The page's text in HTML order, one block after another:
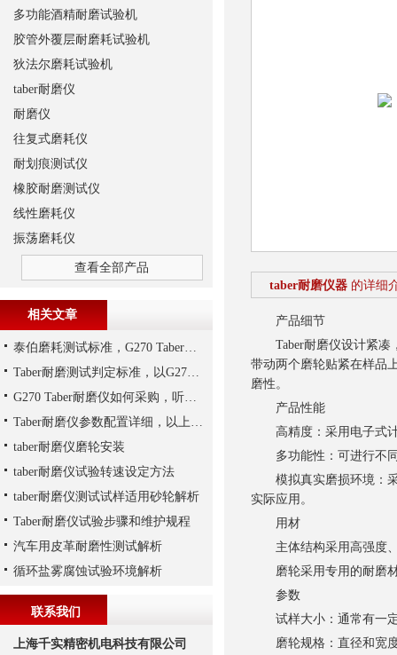
taber耐磨仪器 的详细
产品细节
Taber耐磨仪设计紧凑
带动两个磨轮贴紧在样品
磨性。
产品性能
高精度：采用电子式计
多功能性：可进行不同
模拟真实磨损环境：采
实际应用。
用材
主体结构采用高强度、
磨轮采用专用的耐磨材
参数
试样大小：通常有一定
磨轮规格：直径和宽度
多功能酒精耐磨试验机
胶管外覆层耐磨耗试验机
狄法尔磨耗试验机
taber耐磨仪
耐磨仪
往复式磨耗仪
耐划痕测试仪
橡胶耐磨测试仪
线性磨耗仪
振荡磨耗仪
查看全部产品
相关文章
泰伯磨耗测试标准，G270 Taber耐磨仪为例说明
Taber耐磨测试判定标准，以G270 Taber耐磨仪为例说明
G270 Taber耐磨仪如何采购，听上海千实说一说
Taber耐磨仪参数配置详细，以上海千实的G270为参考
taber耐磨仪磨轮安装
taber耐磨仪试验转速设定方法
taber耐磨仪测试试样适用砂轮解析
Taber耐磨仪试验步骤和维护规程
汽车用皮革耐磨性测试解析
循环盐雾腐蚀试验环境解析
联系我们
上海千实精密机电科技有限公司